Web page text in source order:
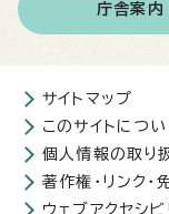
庁舎案内
サイトマップ
このサイトにつ
個人情報の取り
著作権・リンク・
ウェブアクセシ